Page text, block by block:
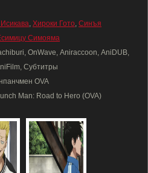
, Хироки Гото, Синъя
Симояма
OnWave, Aniraccoon, AniDUB,
Субтитры
OVA
Man: Road to Hero (OVA)